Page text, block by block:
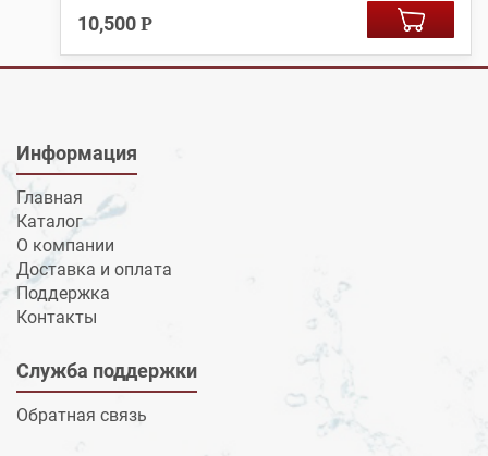
10,500 Р
Информация
Главная
Каталог
О компании
Доставка и оплата
Поддержка
Контакты
Служба поддержки
Обратная связь